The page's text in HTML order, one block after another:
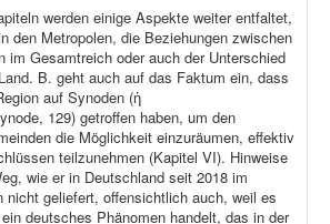
werden einige Aspekte weiter entfaltet,
den Metropolen, die Beziehungen zwischen
im Gesamtreich oder auch der Unterschied
B. geht auch auf das Faktum ein, dass
auf Synoden (ἡ
129) getroffen haben, um den
die Möglichkeit einzuräumen, effektiv
teilzunehmen (Kapitel VI). Hinweise
wie er in Deutschland seit 2018 im
nicht geliefert, offensichtlich auch, weil es
deutsches Phänomen handelt, das in der